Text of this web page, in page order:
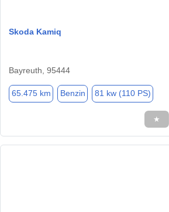
Skoda Kamiq
Bayreuth, 95444
65.475 km Benzin 81 kw (110 PS)
★